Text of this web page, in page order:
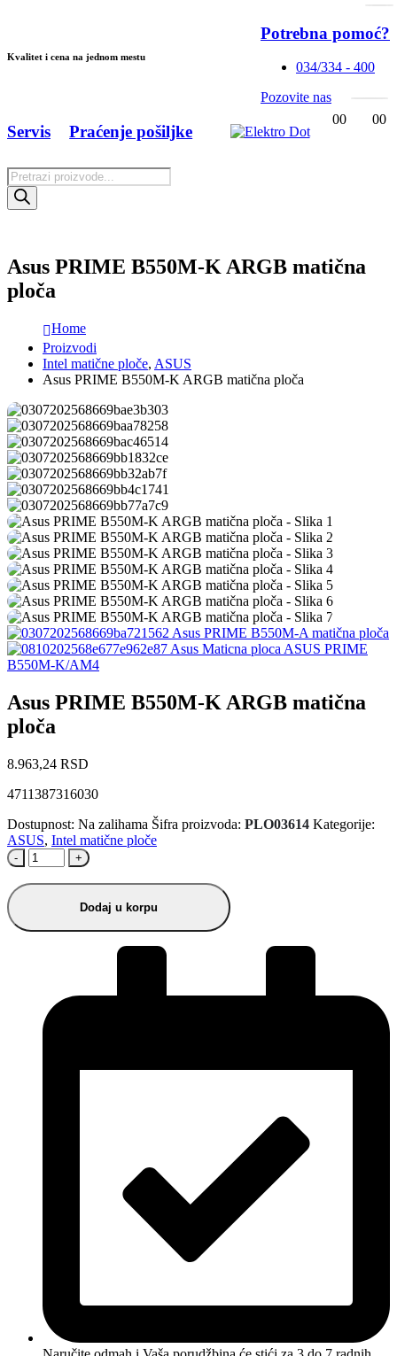
Kvalitet i cena na jednom mestu
Potrebna pomoć?
034/334 - 400
Pozovite nas
Products
search
Servis Praćenje pošiljke
00 00
Asus PRIME B550M-K ARGB matična
ploča
Home
Proizvodi
Intel matične ploče, ASUS
Asus PRIME B550M-K ARGB matična ploča
Asus PRIME B550M-A matična ploča
Asus Maticna ploca ASUS PRIME
B550M-K/AM4
Asus PRIME B550M-K ARGB matična
ploča
8.963,24 RSD
4711387316030
Dostupnost: Na zalihama Šifra proizvoda: PLO03614 Kategorije:
ASUS, Intel matične ploče
- +
Dodaj u korpu